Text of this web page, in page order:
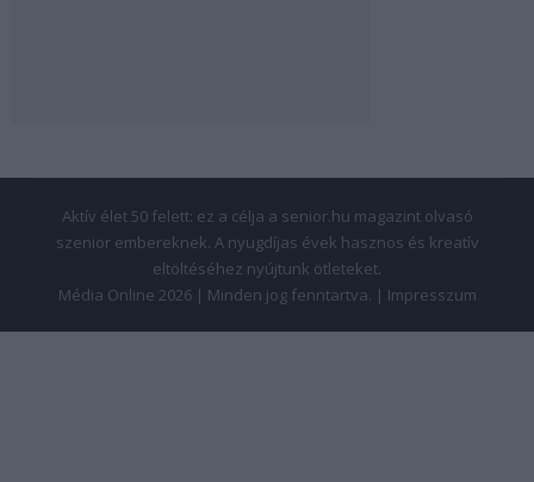
Aktív élet 50 felett: ez a célja a senior.hu magazint olvasó
szenior embereknek. A nyugdíjas évek hasznos és kreatív
eltöltéséhez nyújtunk ötleteket.
Média Online 2026 | Minden jog fenntartva. | Impresszum